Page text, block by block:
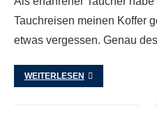
Tauchreisen meinen Koffer
etwas vergessen. Genau
WEITERLESEN